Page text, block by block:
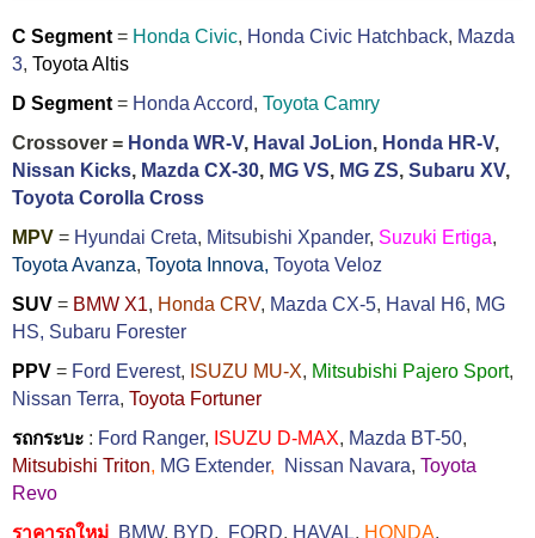
C Segment = Honda Civic, Honda Civic Hatchback, Mazda
3, Toyota Altis
D Segment = Honda Accord, Toyota Camry
Crossover = Honda WR-V, Haval JoLion, Honda HR-V,
Nissan Kicks, Mazda CX-30, MG VS, MG ZS, Subaru XV,
Toyota Corolla Cross
MPV = Hyundai Creta, Mitsubishi Xpander, Suzuki Ertiga,
Toyota Avanza, Toyota Innova, Toyota Veloz
SUV = BMW X1, Honda CRV, Mazda CX-5, Haval H6, MG
HS, Subaru Forester
PPV = Ford Everest, ISUZU MU-X, Mitsubishi Pajero Sport,
Nissan Terra, Toyota Fortuner
รถกระบะ : Ford Ranger, ISUZU D-MAX, Mazda BT-50,
Mitsubishi Triton, MG Extender, Nissan Navara, Toyota
Revo
ราคารถใหม่ BMW, BYD, FORD, HAVAL, HONDA,